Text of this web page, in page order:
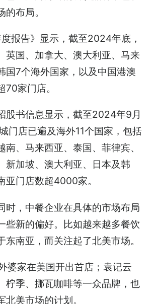
布局。
报告》显示，截至2024年底，
英国、加拿大、澳大利亚、马来
国7个海外国家，以及中国港澳
70家门店。
股书信息显示，截至2024年9月
门店已遍及海外11个国家，包括
南、马来西亚、泰国、菲律宾、
新加坡、澳大利亚、日本及韩
亚门店数超4000家。
时，中餐企业在具体的市场布局
些新的偏好。比如越来越多餐饮
东南亚，而关注起了北美市场。
婆家在美国开出首店；袁记云
柠季、挪瓦咖啡等一众品牌，也
美市场的计划。